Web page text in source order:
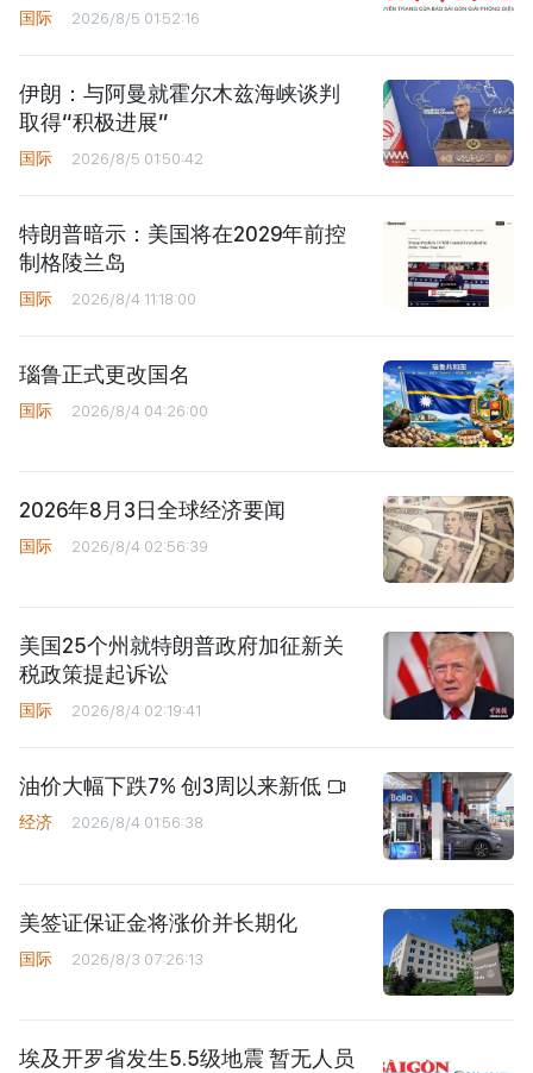
国际 2026/8/5 01:52:16
伊朗：与阿曼就霍尔木兹海峡谈判
取得“积极进展”
国际 2026/8/5 01:50:42
特朗普暗示：美国将在2029年前控
制格陵兰岛
国际 2026/8/4 11:18:00
瑙鲁正式更改国名
国际 2026/8/4 04:26:00
2026年8月3日全球经济要闻
国际 2026/8/4 02:56:39
美国25个州就特朗普政府加征新关
税政策提起诉讼
国际 2026/8/4 02:19:41
油价大幅下跌7% 创3周以来新低
经济 2026/8/4 01:56:38
美签证保证金将涨价并长期化
国际 2026/8/3 07:26:13
埃及开罗省发生5.5级地震 暂无人员